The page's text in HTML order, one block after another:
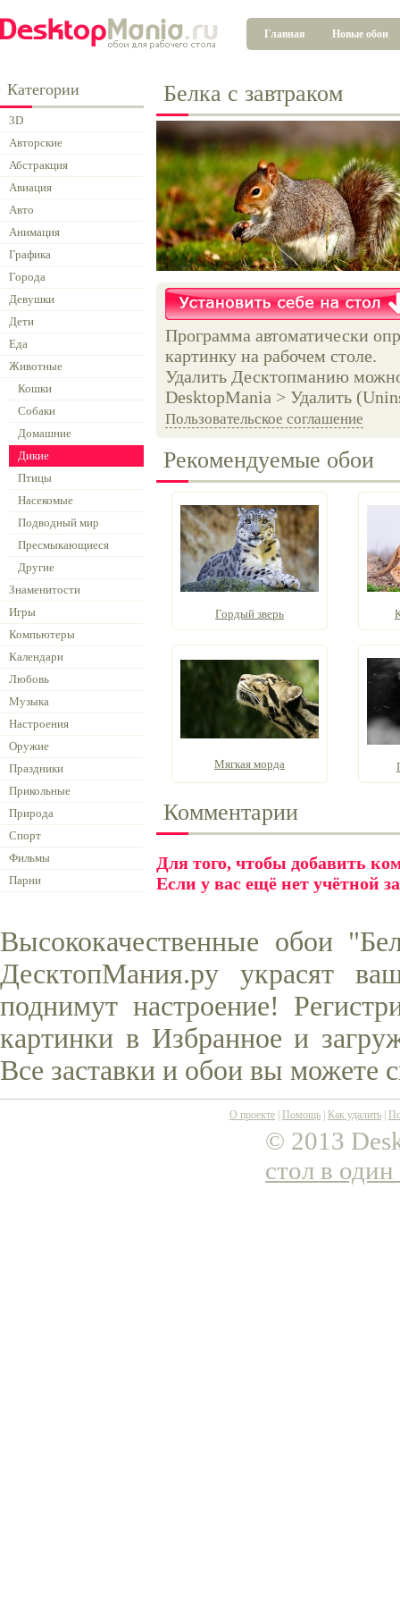
Главная Новые обои
Категории
3D
Авторские
Абстракция
Авиация
Авто
Анимация
Графика
Города
Девушки
Дети
Еда
Животные
Кошки
Собаки
Домашние
Дикие
Птицы
Насекомые
Подводный мир
Пресмыкающиеся
Другие
Знаменитости
Игры
Компьютеры
Календари
Любовь
Музыка
Настроения
Оружие
Праздники
Прикольные
Природа
Спорт
Фильмы
Парни
Белка с завтраком
Программа автоматически
картинку на рабочем столе.
Удалить Десктопманию
DesktopMania > Удалить
Пользовательское соглашение
Рекомендуемые обои
Гордый зверь
Мягкая морда
Комментарии
Для того, чтобы добавить
Если у вас ещё нет учётной
Высококачественные обои
ДесктопМания.ру украсят
поднимут настроение!
картинки в Избранное и
Все заставки и обои вы можете
О проекте Помощь Как удалить
© 2013
стол в